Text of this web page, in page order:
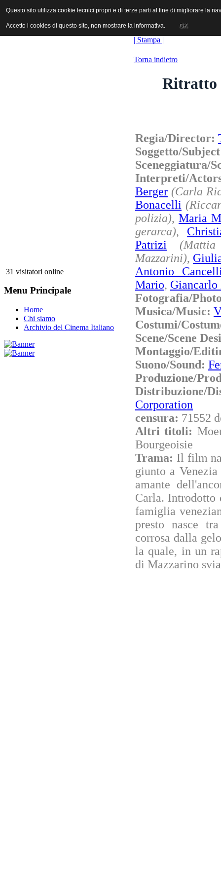
ANICA | Associazione Nazionale Industrie Cinematografiche
31 visitatori online
Menu Principale
Home
Chi siamo
Archivio del Cinema Italiano
| Stampa |
Torna indietro
Ritratto
Regia/Director:
Soggetto/
Sceneggiatura/
Interpreti/
Berger (Carla
Bonacelli
polizia),Maria
gerarca),
Patrizi
Mazzarini),
Antonio
Mario,
Fotografia/
Musica/Music:
Costumi/
Scene/Scene
Montaggio/
Suono/Sound:
Produzione/
Corporation
censura: 71552
Altri titoli:
Bourgeoisie
Trama: Il film
giunto a
amante
Carla. Introdotto
famiglia
presto nasce
corrosa dalla
la quale, in un
di Mazzarino
Questo sito utilizza cookie tecnici propri e di terze parti al fine di migliorare la
Accetto i cookies di questo sito, non mostrare la informativa. OK
Questo sito utilizza cookie tecnici propri e di terze parti al fine di migliorare la
Accetto i cookies di questo sito, non mostrare la informativa. OK